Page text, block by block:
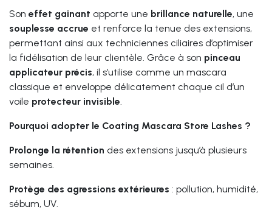
Son effet gainant apporte une brillance naturelle, une
souplesse accrue et renforce la tenue des extensions,
permettant ainsi aux techniciennes ciliaires d’optimiser
la fidélisation de leur clientèle. Grâce à son pinceau
applicateur précis, il s’utilise comme un mascara
classique et enveloppe délicatement chaque cil d’un
voile protecteur invisible.
Pourquoi adopter le Coating Mascara Store Lashes ?
Prolonge la rétention des extensions jusqu’à plusieurs
semaines.
Protège des agressions extérieures : pollution, humidité,
sébum, UV.